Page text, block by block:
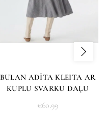
BULAN ADĪTA KLEITA AR
KUPLU SVĀRKU DAĻU
€60.99